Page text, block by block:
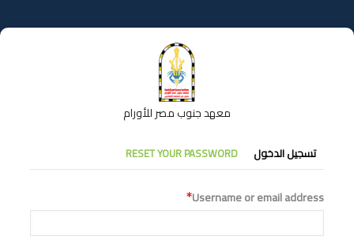
إلى
المحتوى
معهد جنوب مصر للأورام
التبويبات
الأساسية
تسجيل الدخول RESET YOUR PASSWORD
Username or email address